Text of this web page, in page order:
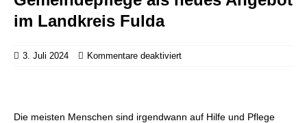
im Landkreis Fulda
3. Juli 2024 Kommentare deaktiviert
Die meisten Menschen sind irgendwann auf Hilfe und Pflege